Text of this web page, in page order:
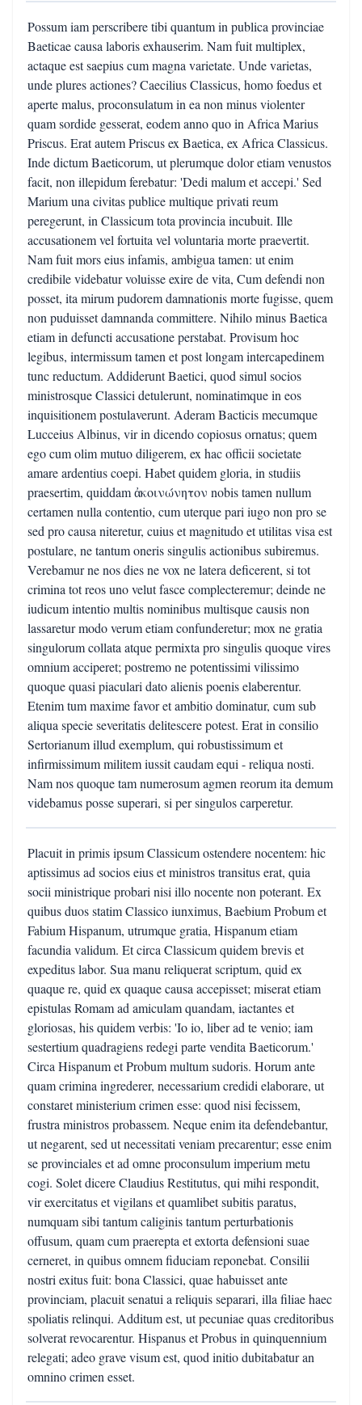
Possum iam perscribere tibi quantum in publica provinciae
Baeticae causa laboris exhauserim. Nam fuit multiplex,
actaque est saepius cum magna varietate. Unde varietas,
unde plures actiones? Caecilius Classicus, homo foedus et
aperte malus, proconsulatum in ea non minus violenter
quam sordide gesserat, eodem anno quo in Africa Marius
Priscus. Erat autem Priscus ex Baetica, ex Africa Classicus.
Inde dictum Baeticorum, ut plerumque dolor etiam venustos
facit, non illepidum ferebatur: 'Dedi malum et accepi.' Sed
Marium una civitas publice multique privati reum
peregerunt, in Classicum tota provincia incubuit. Ille
accusationem vel fortuita vel voluntaria morte praevertit.
Nam fuit mors eius infamis, ambigua tamen: ut enim
credibile videbatur voluisse exire de vita, Cum defendi non
posset, ita mirum pudorem damnationis morte fugisse, quem
non puduisset damnanda committere. Nihilo minus Baetica
etiam in defuncti accusatione perstabat. Provisum hoc
legibus, intermissum tamen et post longam intercapedinem
tunc reductum. Addiderunt Baetici, quod simul socios
ministrosque Classici detulerunt, nominatimque in eos
inquisitionem postulaverunt. Aderam Bacticis mecumque
Lucceius Albinus, vir in dicendo copiosus ornatus; quem
ego cum olim mutuo diligerem, ex hac officii societate
amare ardentius coepi. Habet quidem gloria, in studiis
praesertim, quiddam ἀκοινώνητον nobis tamen nullum
certamen nulla contentio, cum uterque pari iugo non pro se
sed pro causa niteretur, cuius et magnitudo et utilitas visa est
postulare, ne tantum oneris singulis actionibus subiremus.
Verebamur ne nos dies ne vox ne latera deficerent, si tot
crimina tot reos uno velut fasce complecteremur; deinde ne
iudicum intentio multis nominibus multisque causis non
lassaretur modo verum etiam confunderetur; mox ne gratia
singulorum collata atque permixta pro singulis quoque vires
omnium acciperet; postremo ne potentissimi vilissimo
quoque quasi piaculari dato alienis poenis elaberentur.
Etenim tum maxime favor et ambitio dominatur, cum sub
aliqua specie severitatis delitescere potest. Erat in consilio
Sertorianum illud exemplum, qui robustissimum et
infirmissimum militem iussit caudam equi - reliqua nosti.
Nam nos quoque tam numerosum agmen reorum ita demum
videbamus posse superari, si per singulos carperetur.
Placuit in primis ipsum Classicum ostendere nocentem: hic
aptissimus ad socios eius et ministros transitus erat, quia
socii ministrique probari nisi illo nocente non poterant. Ex
quibus duos statim Classico iunximus, Baebium Probum et
Fabium Hispanum, utrumque gratia, Hispanum etiam
facundia validum. Et circa Classicum quidem brevis et
expeditus labor. Sua manu reliquerat scriptum, quid ex
quaque re, quid ex quaque causa accepisset; miserat etiam
epistulas Romam ad amiculam quandam, iactantes et
gloriosas, his quidem verbis: 'Io io, liber ad te venio; iam
sestertium quadragiens redegi parte vendita Baeticorum.'
Circa Hispanum et Probum multum sudoris. Horum ante
quam crimina ingrederer, necessarium credidi elaborare, ut
constaret ministerium crimen esse: quod nisi fecissem,
frustra ministros probassem. Neque enim ita defendebantur,
ut negarent, sed ut necessitati veniam precarentur; esse enim
se provinciales et ad omne proconsulum imperium metu
cogi. Solet dicere Claudius Restitutus, qui mihi respondit,
vir exercitatus et vigilans et quamlibet subitis paratus,
numquam sibi tantum caliginis tantum perturbationis
offusum, quam cum praerepta et extorta defensioni suae
cerneret, in quibus omnem fiduciam reponebat. Consilii
nostri exitus fuit: bona Classici, quae habuisset ante
provinciam, placuit senatui a reliquis separari, illa filiae haec
spoliatis relinqui. Additum est, ut pecuniae quas creditoribus
solverat revocarentur. Hispanus et Probus in quinquennium
relegati; adeo grave visum est, quod initio dubitabatur an
omnino crimen esset.